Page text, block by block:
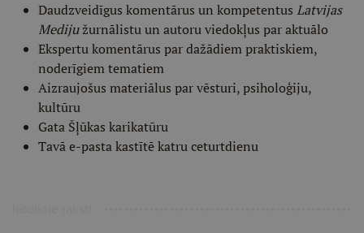
Daudzveidīgus komentārus un kompetentus Latvijas
Medijužurnālistu un autoru viedokļus par aktuālo
Ekspertu komentārus par dažādiem praktiskiem,
noderīgiem tematiem
Aizraujošus materiālus par vēsturi, psiholoģiju,
kultūru
Gata Šļūkas karikatūru
Tavā e-pasta kastītē katru ceturtdienu